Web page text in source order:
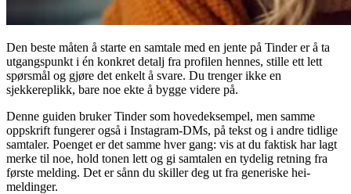
Den beste måten å starte en samtale med en jente på Tinder er å ta
utgangspunkt i én konkret detalj fra profilen hennes, stille ett lett
spørsmål og gjøre det enkelt å svare. Du trenger ikke en
sjekkereplikk, bare noe ekte å bygge videre på.
Denne guiden bruker Tinder som hovedeksempel, men samme
oppskrift fungerer også i Instagram-DMs, på tekst og i andre tidlige
samtaler. Poenget er det samme hver gang: vis at du faktisk har lagt
merke til noe, hold tonen lett og gi samtalen en tydelig retning fra
første melding. Det er sånn du skiller deg ut fra generiske hei-
meldinger.